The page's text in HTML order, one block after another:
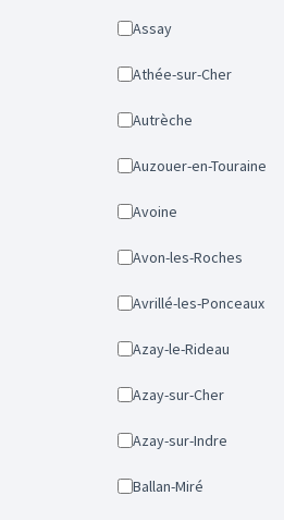
Assay
Athée-sur-Cher
Autrèche
Auzouer-en-Touraine
Avoine
Avon-les-Roches
Avrillé-les-Ponceaux
Azay-le-Rideau
Azay-sur-Cher
Azay-sur-Indre
Ballan-Miré